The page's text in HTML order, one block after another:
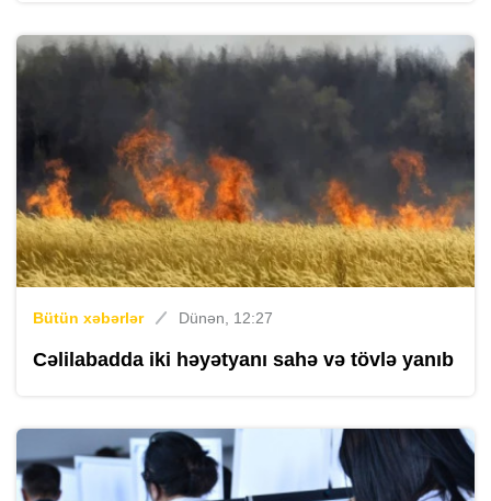
Bütün xəbərlər Dünən, 12:27
Cəlilabadda iki həyətyanı sahə və tövlə yanıb